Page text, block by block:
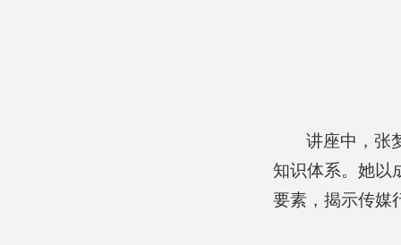
讲座中，张
知识体系。她以
要素，揭示传媒